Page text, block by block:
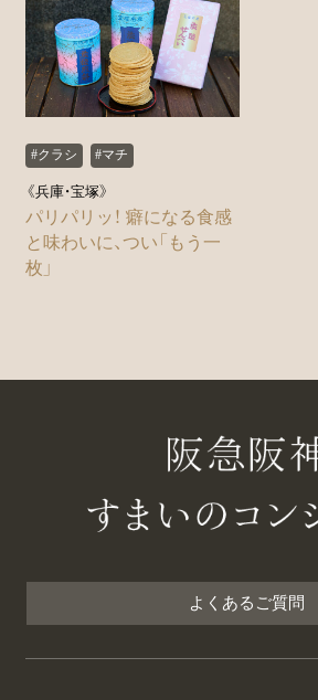
#クラシ #マチ
《兵庫・宝塚》
パリパリッ！ 癖になる食感
と味わいに、つい「もう一
枚」
よくあるご質問